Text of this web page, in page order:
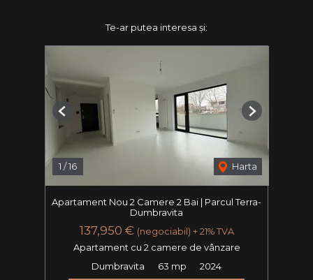
Te-ar putea interesa și:
1 /16 Harta
Previous Next
Apartament Nou 2 Camere 2 Bai | Parcul Terra-
Dumbravita
137,950 € (negociabil) + 21% TVA
Apartament cu 2 camere de vânzare
Dumbravita
63 mp 2024